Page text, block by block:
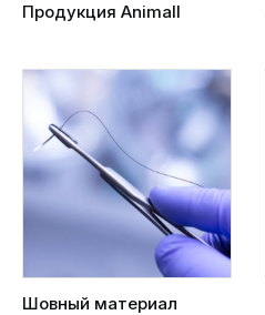
Продукция Animall
Шовный материал